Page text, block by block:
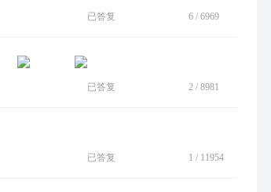
已答复 6 / 6969
已答复 2 / 8981
已答复 1 / 11954